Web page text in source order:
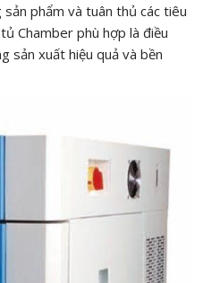
phẩm và tuân thủ các tiêu
Chamber phù hợp là điều
sản xuất hiệu quả và bền